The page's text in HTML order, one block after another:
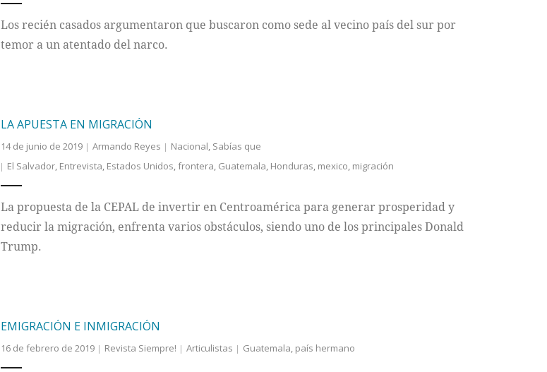
Los recién casados argumentaron que buscaron como sede al vecino país del sur por
temor a un atentado del narco.
LA APUESTA EN MIGRACIÓN
14 de junio de 2019 Armando Reyes Nacional, Sabías que
El Salvador, Entrevista, Estados Unidos,frontera, Guatemala, Honduras, mexico, migración
La propuesta de la CEPAL de invertir en Centroamérica para generar prosperidad y
reducir la migración, enfrenta varios obstáculos, siendo uno de los principales Donald
Trump.
EMIGRACIÓN E INMIGRACIÓN
16 de febrero de 2019 Revista Siempre! Articulistas Guatemala, país hermano